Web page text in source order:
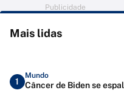
Publicidade
Mais lidas
1
Mundo
Câncer de Biden se